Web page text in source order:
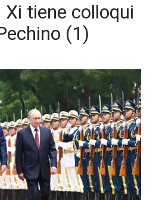
Xi tiene colloqui
(1)